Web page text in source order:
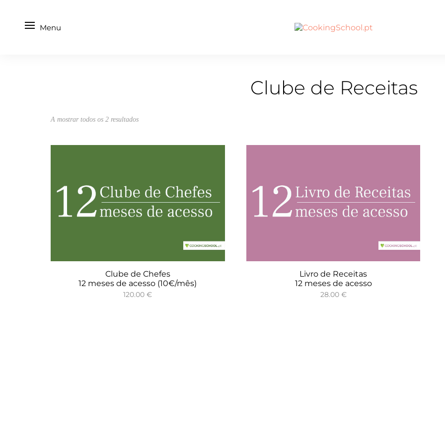
Menu
Clube de Receitas
A mostrar todos os 2 resultados
Clube de Chefes
12 meses de acesso (10€/mês)
120.00€
Livro de Receitas
12 meses de acesso
28.00 €